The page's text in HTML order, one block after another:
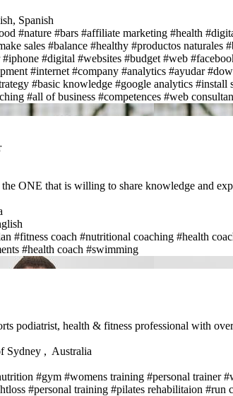
Spanish
#nature #bars #affiliate marketing #health
sales #balance #healthy #productos naturales
#iphone #digital #websites #budget #web
#internet #company #analytics #ayudar
#basic knowledge #google analytics #install
#all of business #competences #web
ONE that is willing to share knowledge and
#fitness coach #nutritional coaching #health
#health coach #swimming
podiatrist, health & fitness professional with
Sydney , Australia
#gym #womens training #personal trainer
#personal training #pilates rehabilitaion #run